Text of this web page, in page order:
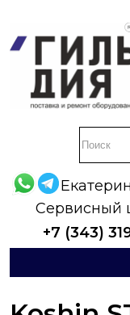
Сервисный
+7 (343)